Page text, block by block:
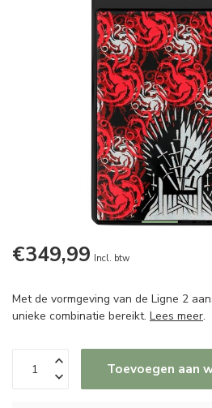
€349,99 Incl. btw
Met de vormgeving van de Ligne 2
unieke combinatie bereikt. Lees meer.
Toevoegen aan